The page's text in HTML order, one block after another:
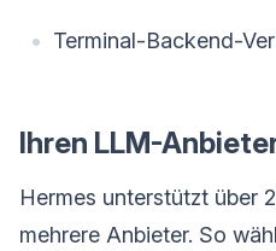
Terminal-Backend-
Ihren LLM-
Hermes unterstützt über
mehrere Anbieter. So